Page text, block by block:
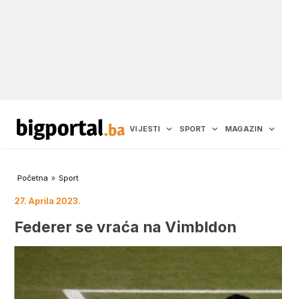
VIJESTI SPORT MAGAZIN
Početna » Sport
27. Aprila 2023.
Federer se vraća na Vimbldon